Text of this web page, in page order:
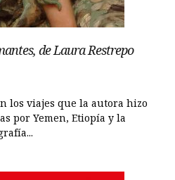
de Laura Restrepo
los viajes que la autora hizo
por Yemen, Etiopía y la